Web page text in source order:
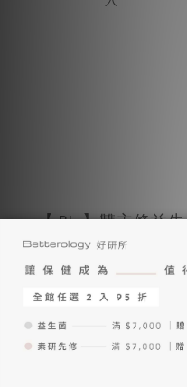
【 BL 】雙主修益生
菌 10 顆入
NT$1
NT$490